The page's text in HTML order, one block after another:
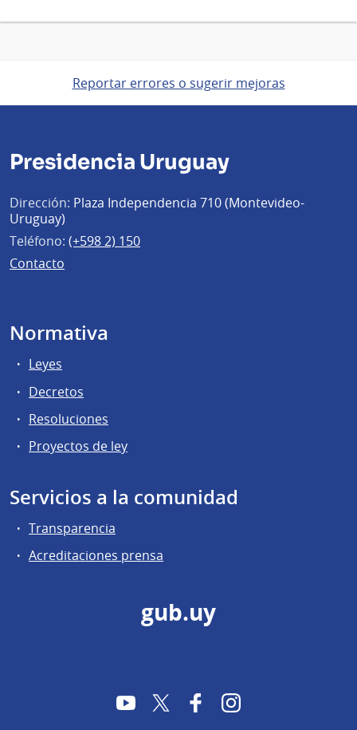
Reportar errores o sugerir mejoras
Presidencia Uruguay
Dirección: Plaza Independencia 710 (Montevideo-
Uruguay)
Teléfono: (+598 2) 150
Contacto
Normativa
Leyes
Decretos
Resoluciones
Proyectos de ley
Servicios a la comunidad
Transparencia
Acreditaciones prensa
gub.uy
YouTubeTwitter FacebookInstagram